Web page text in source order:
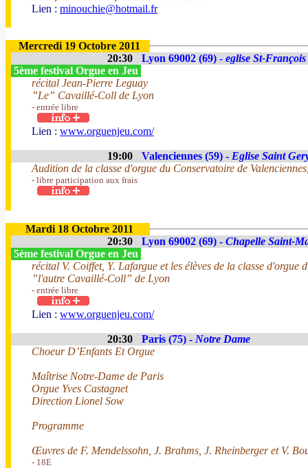
Lien : minouchie@hotmail.fr
Mercredi 19 Octobre 2011
20:30
Lyon 69002 (69) - eglise St-François
5ème festival Orgue en Jeu
récital Jean-Pierre Leguay
”Le” Cavaillé-Coll de Lyon
- entrée libre
Lien : www.orguenjeu.com/
19:00 Valenciennes (59) - Eglise Saint
Audition de la classe d'orgue du Conservatoire de
- libre participation aux frais
Mardi 18 Octobre 2011
20:30
Lyon 69002 (69) - Chapelle Saint-
5ème festival Orgue en Jeu
récital V. Coiffet, Y. Lafargue et les élèves de la classe d'orgue
”l'autre Cavaillé-Coll” de Lyon
- entrée libre
Lien : www.orguenjeu.com/
20:30 Paris (75) - Notre Dame
Choeur D’Enfants Et Orgue
Maîtrise Notre-Dame de Paris
Orgue Yves Castagnet
Direction Lionel Sow
Programme
Œuvres de F. Mendelssohn, J. Brahms, J. Rheinberger et V.
- 18E